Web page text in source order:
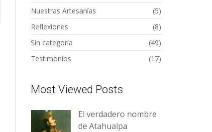
Nuestras Artesanías
(5)
Reflexiones
(8)
Sin categoría
(49)
Testimonios
(17)
Most Viewed Posts
El verdadero nombre
de Atahualpa